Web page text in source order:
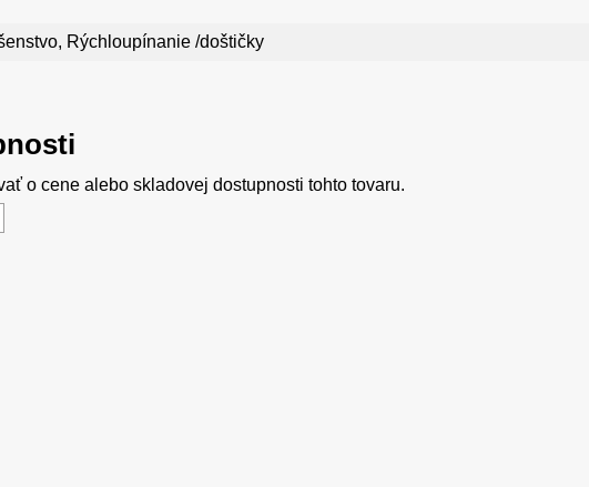
Rýchloupínanie /doštičky
o cene alebo skladovej dostupnosti tohto tovaru.